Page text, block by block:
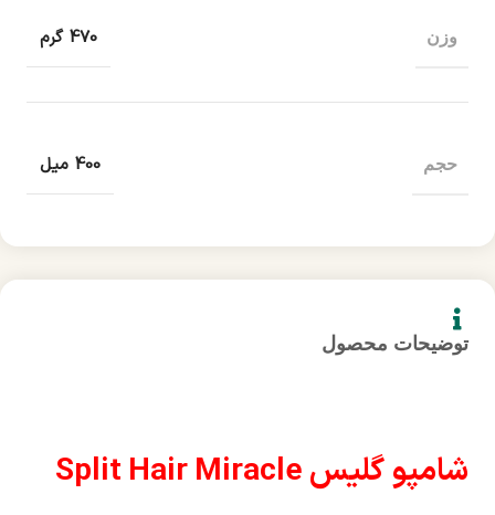
توضیحات محصول
شامپو گلیس Split Hair Miracle
وزن 470 گرم
حجم 400 میل